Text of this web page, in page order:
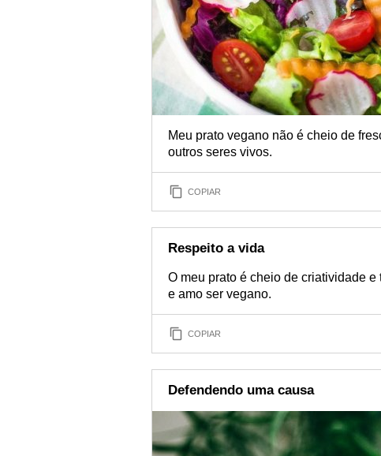
Meu prato vegano não é cheio de
outros seres vivos.
COPIAR
Respeito a vida
O meu prato é cheio de criatividade
e amo ser vegano.
COPIAR
Defendendo uma causa